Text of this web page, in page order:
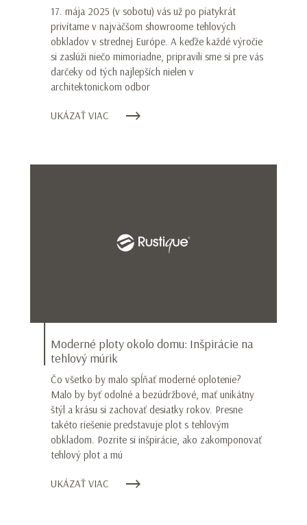
17. mája 2025 (v sobotu) vás už po piatykrát
privítame v najväčšom showroome tehlových
obkladov v strednej Európe. A keďže každé výročie
si zaslúži niečo mimoriadne, pripravili sme si pre vás
darčeky od tých najlepších nielen v
architektonickom odbor
UKÁZAŤ VIAC
Moderné ploty okolo domu: Inšpirácie na
tehlový múrik
Čo všetko by malo spĺňať moderné oplotenie?
Malo by byť odolné a bezúdržbové, mať unikátny
štýl a krásu si zachovať desiatky rokov. Presne
takéto riešenie predstavuje plot s tehlovým
obkladom. Pozrite si inšpirácie, ako zakomponovať
tehlový plot a mú
UKÁZAŤ VIAC